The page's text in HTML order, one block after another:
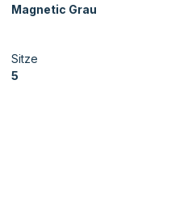
Magnetic Grau
Sitze
5